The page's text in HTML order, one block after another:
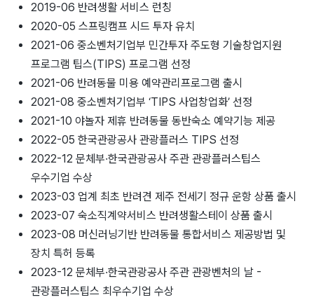
2019-06 반려생활 서비스 런칭
2020-05 스프링캠프 시드 투자 유치
2021-06 중소벤처기업부 민간투자 주도형 기술창업지원
프로그램 팁스(TIPS) 프로그램 선정
2021-06 반려동물 미용 예약관리프로그램 출시
2021-08 중소벤처기업부 ‘TIPS 사업창업화’ 선정
2021-10 야놀자 제휴 반려동물 동반숙소 예약기능 제공
2022-05 한국관광공사 관광플러스 TIPS 선정
2022-12 문체부·한국관광공사 주관 관광플러스팁스
우수기업 수상
2023-03 업계 최초 반려견 제주 전세기 정규 운항 상품 출시
2023-07 숙소직계약서비스 반려생활스테이 상품 출시
2023-08 머신러닝기반 반려동물 통합서비스 제공방법 및
장치 특허 등록
2023-12 문체부·한국관광공사 주관 관광벤처의 날 -
관광플러스팁스 최우수기업 수상